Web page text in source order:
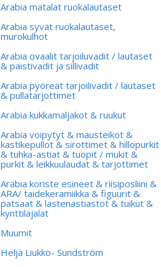
Arabia matalat ruokalautaset
Arabia syvät ruokalautaset,
murokulhot
Arabia ovaalit tarjoiluvadit / lautaset
& paistivadit ja sillivadit
Arabia pyöreät tarjoilivadit / lautaset
& pullatarjottimet
Arabia kukkamaljakot & ruukut
Arabia voipytyt & mausteikot &
kastikepullot & sirottimet & hillopurkit
& tuhka-astiat & tuopit / mukit &
purkit & leikkuulaudat & tarjottimet
Arabia koriste esineet & riisiposliini &
ARA/ taidekeramiikka & figuurit &
patsaat & lastenastiastot & tuikut &
kynttiläjalat
Muumit
Heljä Liukko- Sundström